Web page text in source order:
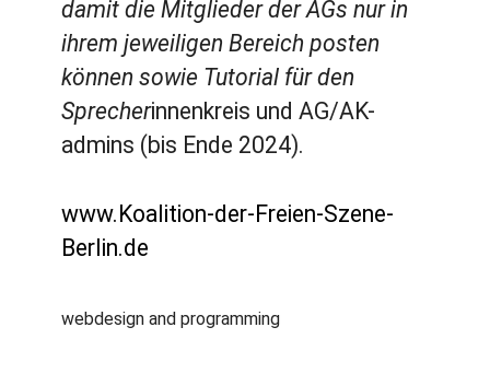
damit die Mitglieder der AGs nur in
ihrem jeweiligen Bereich posten
können sowie Tutorial für den
Sprecherinnenkreis und AG/AK-
admins (bis Ende 2024).
www.Koalition-der-Freien-Szene-
Berlin.de
webdesign and programming